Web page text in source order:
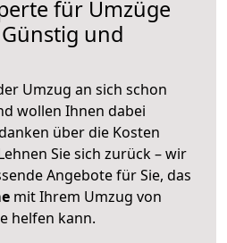
für Umzüge
Günstig und
Umzug an sich schon
wollen Ihnen dabei
über die Kosten
Sie sich zurück – wir
Angebote für Sie, das
mit Ihrem Umzug von
helfen kann.